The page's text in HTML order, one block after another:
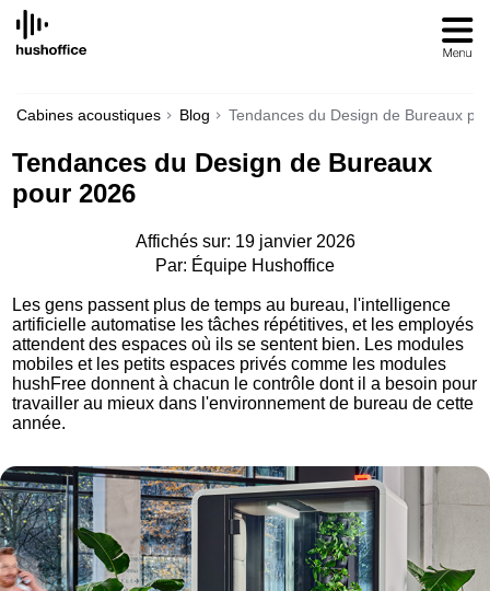
SKIP
CONTENT
Cabines acoustiques Blog Tendances du Design de Bureaux
Tendances du Design de Bureaux
pour 2026
Affichés sur: 19 janvier 2026
Par: Équipe Hushoffice
Les gens passent plus de temps au bureau, l'intelligence
artificielle automatise les tâches répétitives, et les employés
attendent des espaces où ils se sentent bien. Les modules
mobiles et les petits espaces privés comme les modules
hushFree donnent à chacun le contrôle dont il a besoin pour
travailler au mieux dans l'environnement de bureau de cette
année.